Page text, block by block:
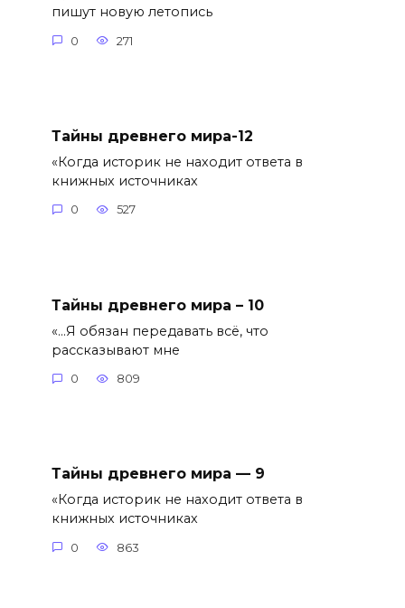
пишут новую летопись
0 271
Тайны древнего мира-12
«Когда историк не находит ответа в
книжных источниках
0 527
Тайны древнего мира – 10
«...Я обязан передавать всё, что
рассказывают мне
0 809
Тайны древнего мира — 9
«Когда историк не находит ответа в
книжных источниках
0 863